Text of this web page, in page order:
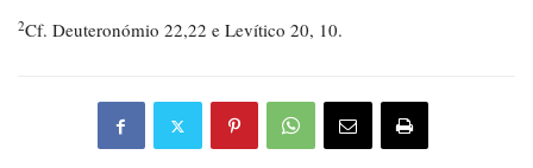
2Cf. Deuteronómio 22,22 e Levítico 20, 10.